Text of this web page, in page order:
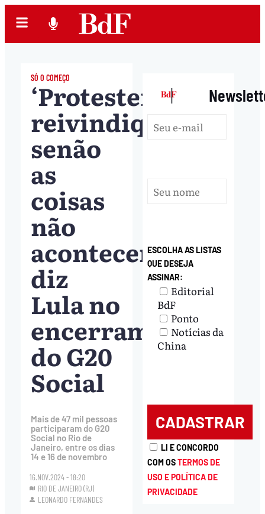
SÓ O COMEÇO
‘Protestem,
reivindiquem,
senão
as
coisas
não
acontecem’,
diz
Lula no
encerramento
do G20
Social
Mais de 47 mil pessoas
participaram do G20
Social no Rio de
Janeiro, entre os dias
14 e 16 de novembro
16.NOV.2024 - 18:20
RIO DE JANEIRO (RJ)
LEONARDO FERNANDES
|
ESCOLHA AS LISTAS
QUE DESEJA
ASSINAR:
Editorial
BdF
Ponto
Notícias da
China
LI E CONCORDO
COM OSTERMOS DE
USO E POLÍTICA DE
PRIVACIDADE